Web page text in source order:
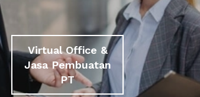
Virtual Office &
Jasa Pembuatan
PT